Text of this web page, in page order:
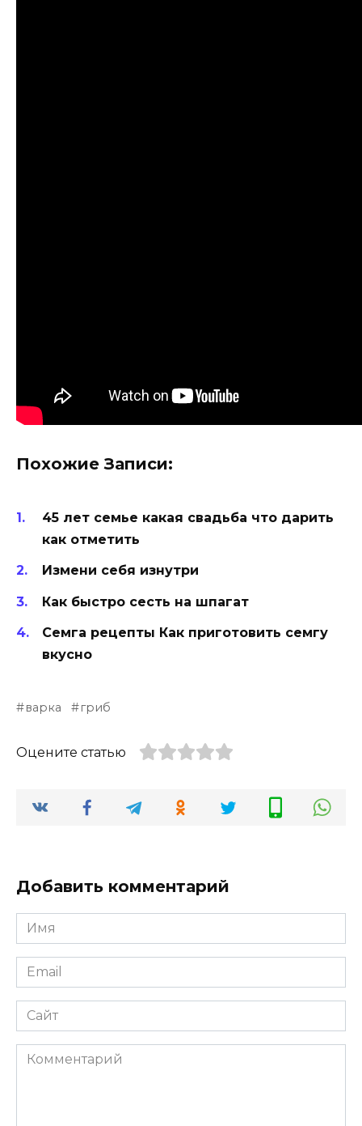
Похожие Записи:
45 лет семье какая свадьба что дарить
как отметить
Измени себя изнутри
Как быстро сесть на шпагат
Семга рецепты Как приготовить семгу
вкусно
варка гриб
Оцените статью
Добавить комментарий
Имя
*
Email
*
Сайт
Комментарий